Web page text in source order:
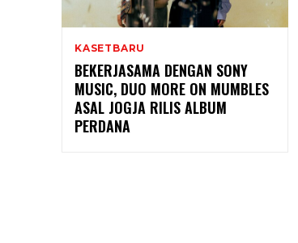
KASETBARU
BEKERJASAMA DENGAN SONY
MUSIC, DUO MORE ON MUMBLES
ASAL JOGJA RILIS ALBUM
PERDANA